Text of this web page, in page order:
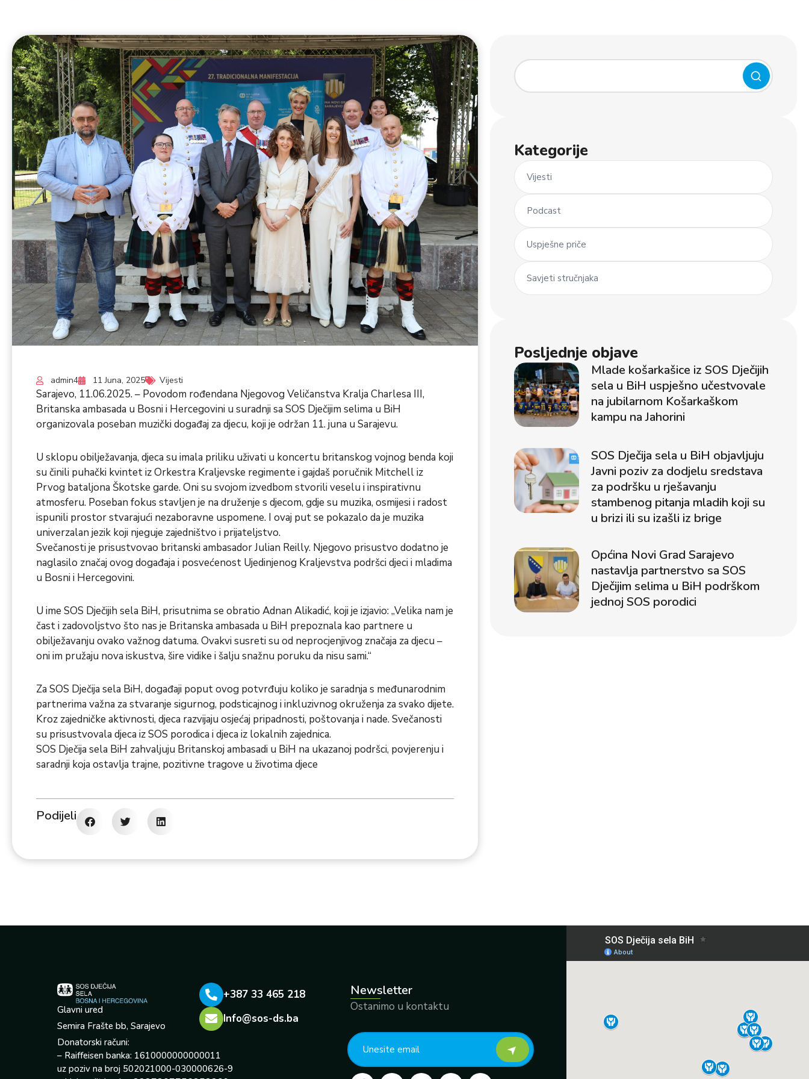
admin4 11 Juna, 2025 Vijesti
Sarajevo, 11.06.2025. – Povodom rođendana Njegovog Veličanstva Kralja Charlesa III,
Britanska ambasada u Bosni i Hercegovini u suradnji sa SOS Dječijim selima u BiH
organizovala poseban muzički događaj za djecu, koji je održan 11. juna u Sarajevu.
U sklopu obilježavanja, djeca su imala priliku uživati u koncertu britanskog vojnog benda koji
su činili puhački kvintet iz Orkestra Kraljevske regimente i gajdaš poručnik Mitchell iz
Prvog bataljona Škotske garde. Oni su svojom izvedbom stvorili veselu i inspirativnu
atmosferu. Poseban fokus stavljen je na druženje s djecom, gdje su muzika, osmijesi i radost
ispunili prostor stvarajući nezaboravne uspomene. I ovaj put se pokazalo da je muzika
univerzalan jezik koji njeguje zajedništvo i prijateljstvo.
Svečanosti je prisustvovao britanski ambasador Julian Reilly. Njegovo prisustvo dodatno je
naglasilo značaj ovog događaja i posvećenost Ujedinjenog Kraljevstva podršci djeci i mladima
u Bosni i Hercegovini.
U ime SOS Dječijih sela BiH, prisutnima se obratio Adnan Alikadić, koji je izjavio: „Velika nam je
čast i zadovoljstvo što nas je Britanska ambasada u BiH prepoznala kao partnere u
obilježavanju ovako važnog datuma. Ovakvi susreti su od neprocjenjivog značaja za djecu –
oni im pružaju nova iskustva, šire vidike i šalju snažnu poruku da nisu sami.“
Za SOS Dječija sela BiH, događaji poput ovog potvrđuju koliko je saradnja s međunarodnim
partnerima važna za stvaranje sigurnog, podsticajnog i inkluzivnog okruženja za svako dijete.
Kroz zajedničke aktivnosti, djeca razvijaju osjećaj pripadnosti, poštovanja i nade. Svečanosti
su prisustvovala djeca iz SOS porodica i djeca iz lokalnih zajednica.
SOS Dječija sela BiH zahvaljuju Britanskoj ambasadi u BiH na ukazanoj podršci, povjerenju i
saradnji koja ostavlja trajne, pozitivne tragove u životima djece
Podijeli
Kategorije
Vijesti
Podcast
Uspješne priče
Savjeti stručnjaka
Posljednje objave
Mlade košarkašice iz SOS Dječijih
sela u BiH uspješno učestvovale
na jubilarnom Košarkaškom
kampu na Jahorini
SOS Dječija sela u BiH objavljuju
Javni poziv za dodjelu sredstava
za podršku u rješavanju
stambenog pitanja mladih koji su
u brizi ili su izašli iz brige
Općina Novi Grad Sarajevo
nastavlja partnerstvo sa SOS
Dječijim selima u BiH podrškom
jednoj SOS porodici
Glavni ured
Semira Frašte bb, Sarajevo
Donatorski računi:
– Raiffeisen banka: 1610000000000011
uz poziv na broj 502021000-030000626-9
+387 33 465 218
Info@sos-ds.ba
Newsletter
Ostanimo u kontaktu
F Y I L X